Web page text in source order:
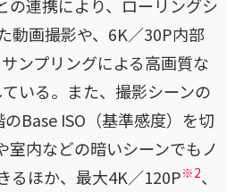
の連携により、ローリングシ
動画撮影や、6K／30P内部
ンプリングによる高画質な
いる。また、撮影シーンの
Base ISO（基準感度）を切
室内などの暗いシーンでもノ
るほか、最大4K／120P※2、